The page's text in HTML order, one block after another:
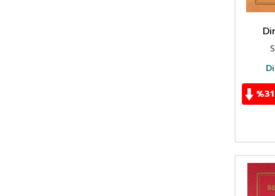
%31